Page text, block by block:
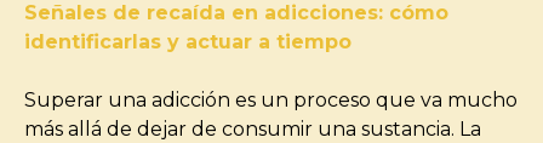
Señales de recaída en adicciones: cómo
identificarlas y actuar a tiempo
Superar una adicción es un proceso que va mucho
más allá de dejar de consumir una sustancia. La